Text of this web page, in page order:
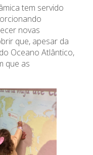
tem servido
novas
que, apesar da
Oceano Atlântico,
que as